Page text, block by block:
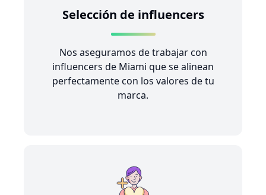
Selección de influencers
Nos aseguramos de trabajar con
influencers de Miami que se alinean
perfectamente con los valores de tu
marca.